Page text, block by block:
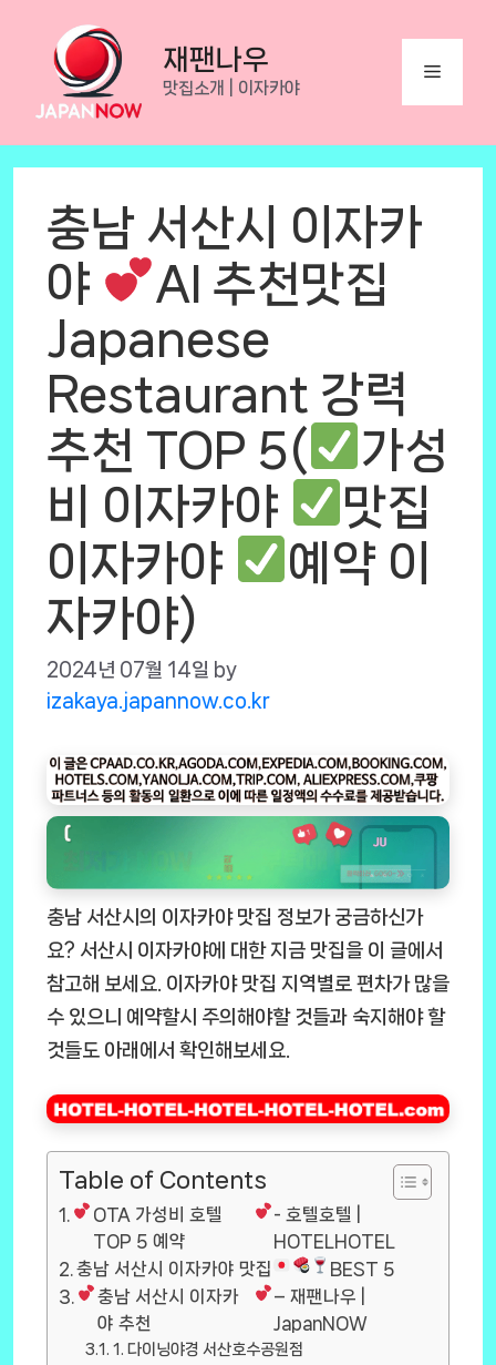
content
재팬나우
맛집소개 | 이자카야
Menu
충남 서산시 이자카
야
AI 추천맛집
Japanese
Restaurant 강력
추천 TOP 5(
가성
비 이자카야
맛집
이자카야
예약 이
자카야)
2024년 07월 14일 by
izakaya.japannow.co.kr
충남 서산시의 이자카야 맛집 정보가 궁금하신가
요? 서산시 이자카야에 대한 지금 맛집을 이 글에서
참고해 보세요. 이자카야 맛집 지역별로 편차가 많을
수 있으니 예약할시 주의해야할 것들과 숙지해야 할
것들도 아래에서 확인해보세요.
Table of Contents
OTA 가성비 호텔
TOP 5 예약
- 호텔호텔 |
HOTELHOTEL
충남 서산시 이자카야 맛집
BEST 5
충남 서산시 이자카
야 추천
– 재팬나우 |
JapanNOW
1. 다이닝야경 서산호수공원점